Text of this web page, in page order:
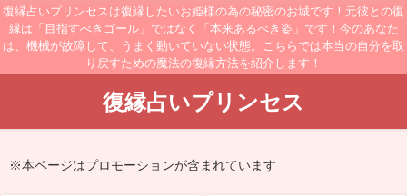
復縁占いプリンセスは復縁したいお姫様の為の秘密のお城です！元彼との復
縁は「目指すべきゴール」ではなく「本来あるべき姿」です！今のあなた
は、機械が故障して、うまく動いていない状態。こちらでは本当の自分を取
り戻すための魔法の復縁方法を紹介します！
復縁占いプリンセス
※本ページはプロモーションが含まれています